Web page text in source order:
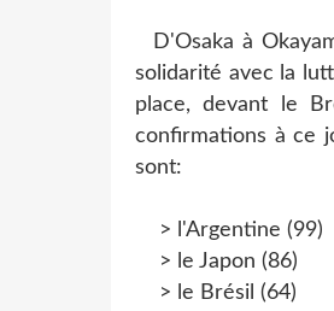
D'Osaka à
solidarité avec la
place, devant le
confirmations à ce
sont:
> l'Argentine (99)
> le Japon (86)
> le Brésil (64)